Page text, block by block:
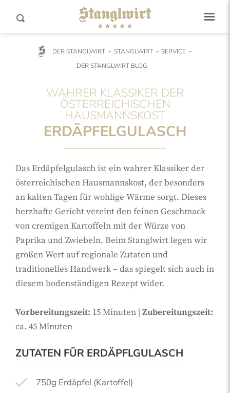
DER STANGLWIRT STANGLWIRT
SERVICE
DER STANGLWIRT BLOG
WAHRER KLASSIKER DER
ÖSTERREICHISCHEN
HAUSMANNSKOST
ERDÄPFELGULASCH
Das Erdäpfelgulasch ist ein wahrer Klassiker der
österreichischen Hausmannskost, der besonders
an kalten Tagen für wohlige Wärme sorgt. Dieses
herzhafte Gericht vereint den feinen Geschmack
von cremigen Kartoffeln mit der Würze von
Paprika und Zwiebeln. Beim Stanglwirt legen wir
großen Wert auf regionale Zutaten und
traditionelles Handwerk – das spiegelt sich auch in
diesem bodenständigen Rezept wider.
Vorbereitungszeit: 15Minuten | Zubereitungszeit:
ca. 45 Minuten
ZUTATEN FÜR ERDÄPFLGULASCH
750g Erdäpfel (Kartoffel)